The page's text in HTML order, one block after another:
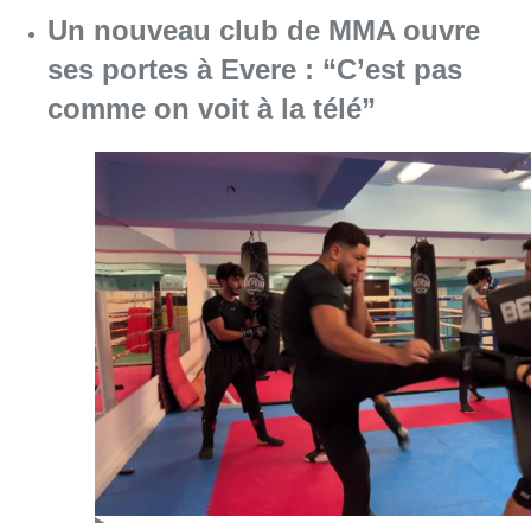
Un nouveau club de MMA ouvre
ses portes à Evere : “C’est pas
comme on voit à la télé”